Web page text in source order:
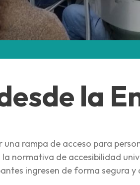
la
rampa de acceso para
normativa de accesibilidad
ingresen de forma segura